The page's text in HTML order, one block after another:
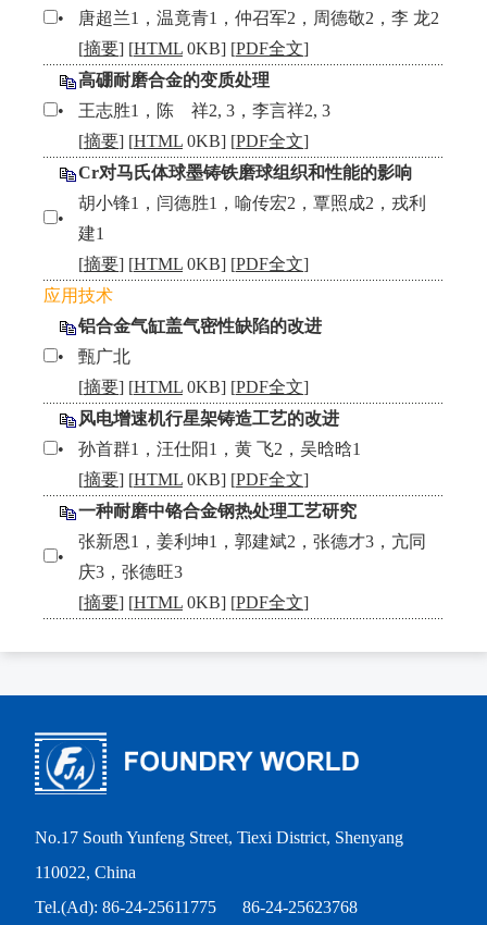
•
唐超兰1，温竟青1，仲召军2，周德敬2，李 龙2
[摘要] [HTML 0KB] [PDF全文]
高硼耐磨合金的变质处理
•
王志胜1，陈 祥2, 3，李言祥2, 3
[摘要] [HTML 0KB] [PDF全文]
Cr对马氏体球墨铸铁磨球组织和性能的影响
•
胡小锋1，闫德胜1，喻传宏2，覃照成2，戎利
建1
[摘要] [HTML 0KB] [PDF全文]
应用技术
铝合金气缸盖气密性缺陷的改进
•
甄广北
[摘要] [HTML 0KB] [PDF全文]
风电增速机行星架铸造工艺的改进
•
孙首群1，汪仕阳1，黄 飞2，吴晗晗1
[摘要] [HTML 0KB] [PDF全文]
一种耐磨中铬合金钢热处理工艺研究
•
张新恩1，姜利坤1，郭建斌2，张德才3，亢同
庆3，张德旺3
[摘要] [HTML 0KB] [PDF全文]
No.17 South Yunfeng Street, Tiexi District, Shenyang
110022, China
Tel.(Ad): 86-24-25611775
86-24-25623768